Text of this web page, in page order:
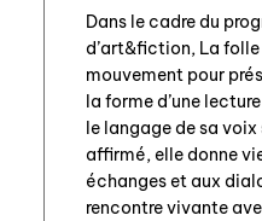
Dans le cadre du
d’art&fiction, La folle
mouvement pour
la forme d’une
le langage de sa
affirmé, elle donne
échanges et aux
rencontre vivante